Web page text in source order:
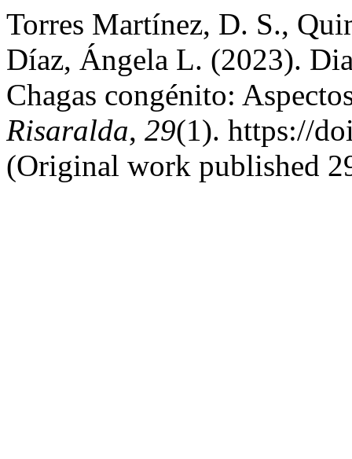
Torres Martínez, D. S.,
Díaz, Ángela L. (2023).
Chagas congénito:
Risaralda, 29(1). https://
(Original work published